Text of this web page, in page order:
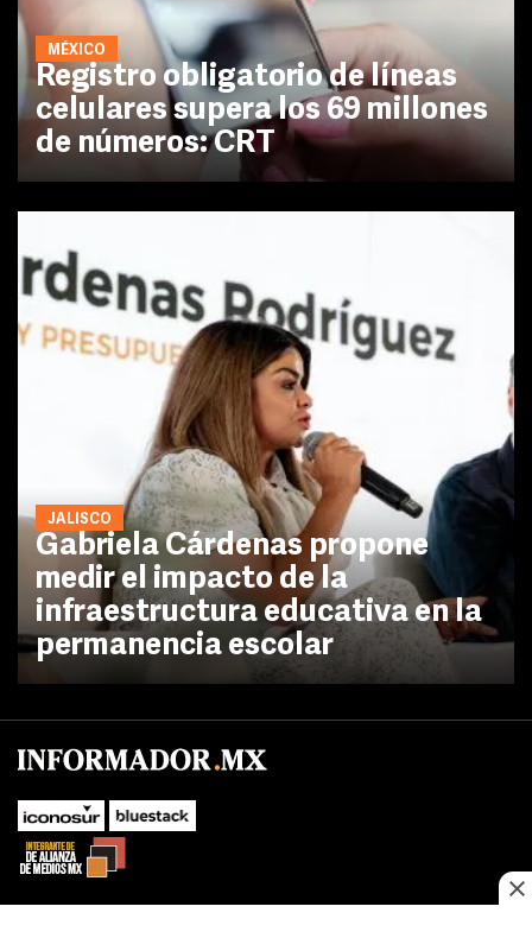
MÉXICO
Registro obligatorio de líneas
celulares supera los 69 millones
de números: CRT
JALISCO
Gabriela Cárdenas propone
medir el impacto de la
infraestructura educativa en la
permanencia escolar